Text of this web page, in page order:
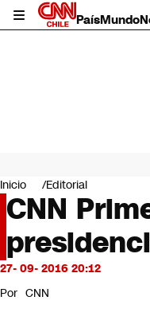
PaísMundo
Mundo
Negocios
Deportes
Programas completos
Cultura
Servicios
Bits
CNN Data
Inicio Editorial
CNN
27- 09- 2016 20:12
Por CNN